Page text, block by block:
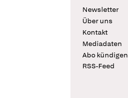
Newsletter
Über uns
Kontakt
Mediadaten
Abo kündigen
RSS-Feed